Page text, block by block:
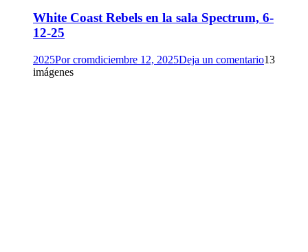
White Coast Rebels en la sala Spectrum, 6-
12-25
2025Porcromdiciembre 12, 2025Deja un comentario13
imágenes